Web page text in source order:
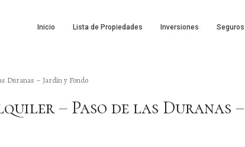
Inicio Lista de Propiedades Inversiones Seguros
Duranas – Jardín y Fondo
– Paso de las Duranas –